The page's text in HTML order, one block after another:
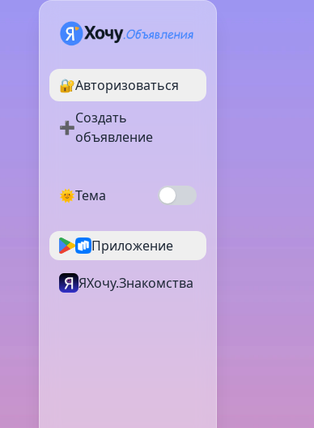
🔐Авторизоваться
➕
Создать
объявление
🌞Тема
Приложение
ЯХочу.Знакомства